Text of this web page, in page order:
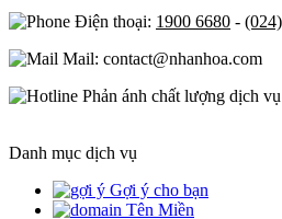
Điện thoại: 1900 6680 -
Mail: contact@nhanhoa.com
Phản ánh chất lượng dịch
Danh mục dịch vụ
Gợi ý cho bạn
Tên Miền